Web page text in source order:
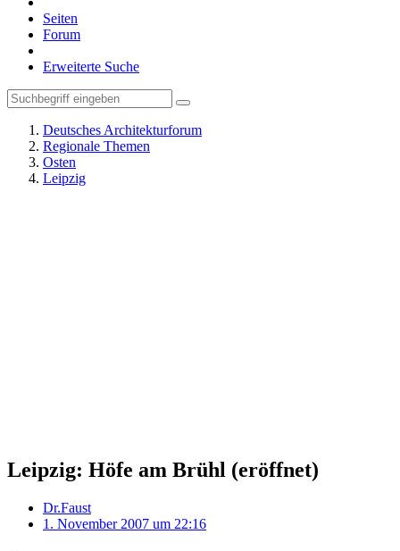
Seiten
Forum
Erweiterte Suche
Deutsches Architekturforum
Regionale Themen
Osten
Leipzig
Leipzig: Höfe am Brühl (eröffnet)
Dr.Faust
1. November 2007 um 22:16